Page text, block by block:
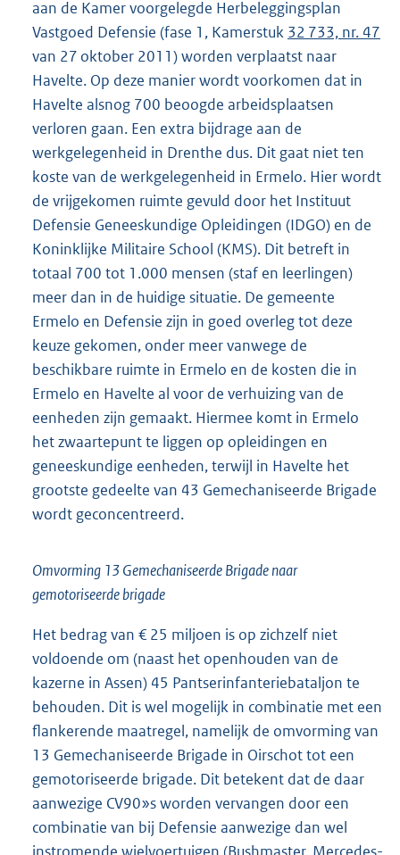
aan de Kamer voorgelegde Herbeleggingsplan
Vastgoed Defensie (fase 1, Kamerstuk 32 733, nr. 47
van 27 oktober 2011) worden verplaatst naar
Havelte. Op deze manier wordt voorkomen dat in
Havelte alsnog 700 beoogde arbeidsplaatsen
verloren gaan. Een extra bijdrage aan de
werkgelegenheid in Drenthe dus. Dit gaat niet ten
koste van de werkgelegenheid in Ermelo. Hier wordt
de vrijgekomen ruimte gevuld door het Instituut
Defensie Geneeskundige Opleidingen (IDGO) en de
Koninklijke Militaire School (KMS). Dit betreft in
totaal 700 tot 1.000 mensen (staf en leerlingen)
meer dan in de huidige situatie. De gemeente
Ermelo en Defensie zijn in goed overleg tot deze
keuze gekomen, onder meer vanwege de
beschikbare ruimte in Ermelo en de kosten die in
Ermelo en Havelte al voor de verhuizing van de
eenheden zijn gemaakt. Hiermee komt in Ermelo
het zwaartepunt te liggen op opleidingen en
geneeskundige eenheden, terwijl in Havelte het
grootste gedeelte van 43 Gemechaniseerde Brigade
wordt geconcentreerd.
Omvorming 13 Gemechaniseerde Brigade naar
gemotoriseerde brigade
Het bedrag van € 25 miljoen is op zichzelf niet
voldoende om (naast het openhouden van de
kazerne in Assen) 45 Pantserinfanteriebataljon te
behouden. Dit is wel mogelijk in combinatie met een
flankerende maatregel, namelijk de omvorming van
13 Gemechaniseerde Brigade in Oirschot tot een
gemotoriseerde brigade. Dit betekent dat de daar
aanwezige CV90»s worden vervangen door een
combinatie van bij Defensie aanwezige dan wel